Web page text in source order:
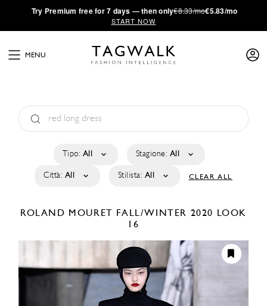
·Try Premium free for 7 days — then only€8.33/mo€5.83/mo
START NOW
MENU
Tipo: All Stagione: All
Città: All Stilista: All CLEAR ALL
ROLAND MOURET FALL/WINTER 2020
LOOK
16